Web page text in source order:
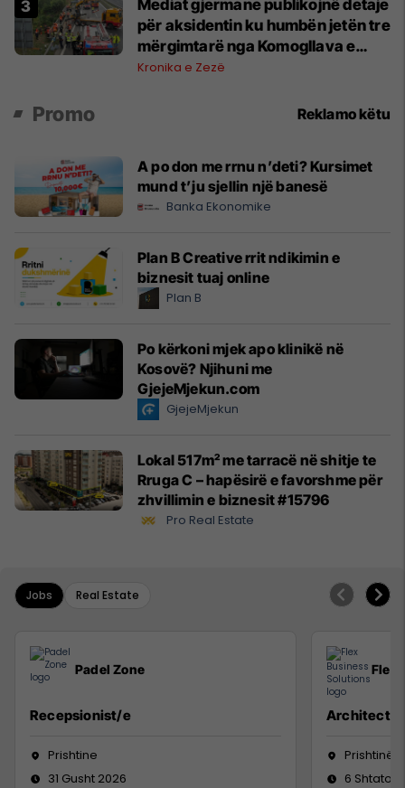
Mediat gjermane publikojnë detaje
për aksidentin ku humbën jetën tre
mërgimtarë nga Komogllava e
Ferizajt
Kronika e Zezë
Promo Reklamo këtu
A po don me rrnu n’deti? Kursimet
mund t’ju sjellin një banesë
Banka Ekonomike
Plan B Creative rrit ndikimin e
biznesit tuaj online
Plan B
Po kërkoni mjek apo klinikë në
Kosovë? Njihuni me
GjejeMjekun.com
GjejeMjekun
Lokal 517m² me tarracë në shitje te
Rruga C – hapësirë e favorshme për
zhvillimin e biznesit #15796
Pro Real Estate
Jobs Real Estate
Padel Zone
Recepsionist/e
Prishtine
31 Gusht 2026
Flex
Architect
Prishtinë
6 Shtator